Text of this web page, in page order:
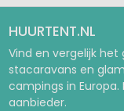
HUURTENT.NL
Vind en vergelijk
stacaravans en
campings in
aanbieder.